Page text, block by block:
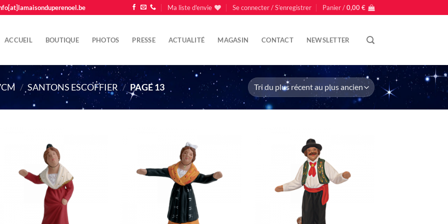
Ma liste d'envie Se connecter / S’enregistrer Panier /0,00€
ACCUEIL BOUTIQUE PHOTOS PRESSE ACTUALITÉ MAGASIN CONTACT NEWSLETTER
/ SANTONS ESCOFFIER / PAGE 13